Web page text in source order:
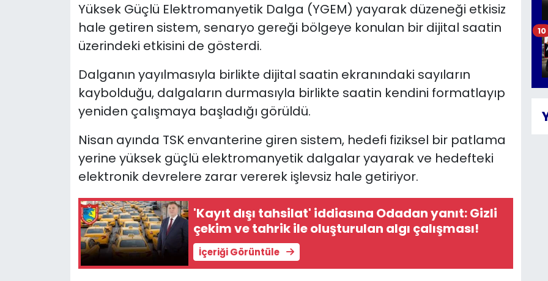
Yüksek Güçlü Elektromanyetik Dalga (YGEM) yayarak düzeneği etkisiz
hale getiren sistem, senaryo gereği bölgeye konulan bir dijital saatin
üzerindeki etkisini de gösterdi.
Dalganın yayılmasıyla birlikte dijital saatin ekranındaki sayıların
kaybolduğu, dalgaların durmasıyla birlikte saatin kendini formatlayıp
yeniden çalışmaya başladığı görüldü.
Nisan ayında TSK envanterine giren sistem, hedefi fiziksel bir patlama
yerine yüksek güçlü elektromanyetik dalgalar yayarak ve hedefteki
elektronik devrelere zarar vererek işlevsiz hale getiriyor.
'Kayıt dışı tahsilat' iddiasına Odadan yanıt: Gizli
çekim ve tahrik ile oluşturulan algı çalışması!
İçeriği Görüntüle
10